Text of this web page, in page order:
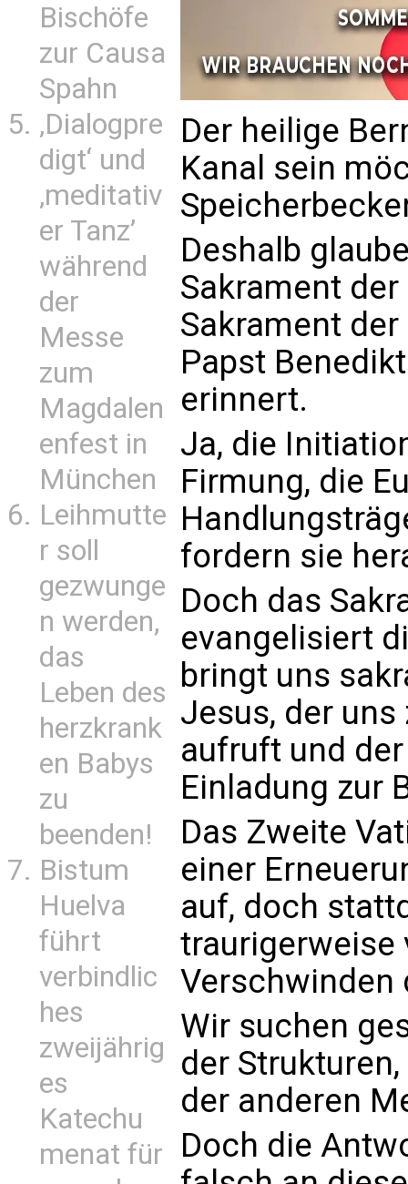
Bischöfe
zur Causa
Spahn
‚Dialogpre
digt‘ und
‚meditativ
er Tanz’
während
der
Messe
zum
Magdalen
enfest in
München
Leihmutte
r soll
gezwunge
n werden,
das
Leben des
herzkrank
en Babys
zu
beenden!
Bistum
Huelva
führt
verbindlic
hes
zweijährig
es
Katechu
menat für
Der heilige
Kanal sein
Deshalb
Sakrament
Sakrament
Papst
erinnert.
Ja, die
Firmung, die
fordern sie
Doch das
evangelisiert
bringt uns
Jesus, der
aufruft und
Einladung zur
Das Zweite
einer
auf, doch
traurigerweise
Verschwinden
Wir suchen
der
der anderen
Doch die